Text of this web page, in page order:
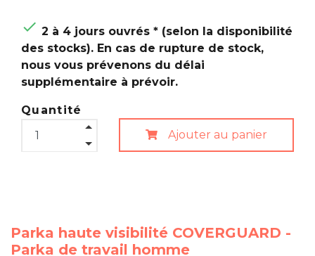
 2 à 4 jours ouvrés * (selon la disponibilité
des stocks). En cas de rupture de stock,
nous vous prévenons du délai
supplémentaire à prévoir.
Quantité
Ajouter au panier
Parka haute visibilité COVERGUARD -
Parka de travail homme